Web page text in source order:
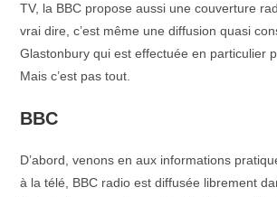
TV, la BBC propose aussi une couverture
vrai dire, c’est même une diffusion quasi
Glastonbury qui est effectuée en particulier
Mais c’est pas tout.
BBC
D’abord, venons en aux informations
à la télé, BBC radio est diffusée librement